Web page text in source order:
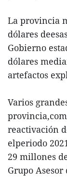
La provincia
dólares
Gobierno
dólares
artefactos
Varios
reactivación
elperiodo
29 millones
Grupo Asesor